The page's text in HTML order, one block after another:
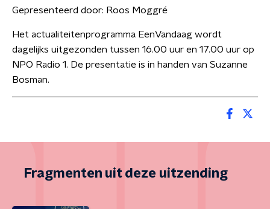
Gepresenteerd door: Roos Moggré
Het actualiteitenprogramma EenVandaag wordt
dagelijks uitgezonden tussen 16.00 uur en 17.00 uur op
NPO Radio 1. De presentatie is in handen van Suzanne
Bosman.
Fragmenten uit deze uitzending